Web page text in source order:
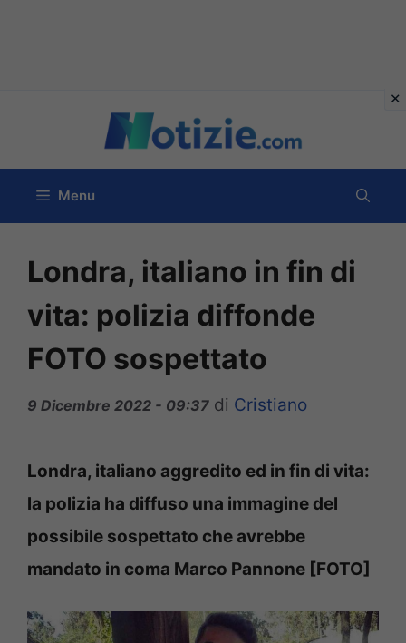
contenuto
Menu
Londra, italiano in fin di
vita: polizia diffonde
FOTO sospettato
9 Dicembre 2022 - 09:37 di Cristiano
Londra, italiano aggredito ed in fin di vita:
la polizia ha diffuso una immagine del
possibile sospettato che avrebbe
mandato in coma Marco Pannone [FOTO]